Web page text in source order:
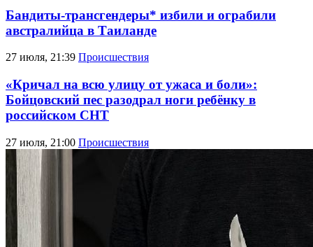
Бандиты-трансгендеры* избили и ограбили
австралийца в Таиланде
27 июля, 21:39 Происшествия
«Кричал на всю улицу от ужаса и боли»:
Бойцовский пес разодрал ноги ребёнку в
российском СНТ
27 июля, 21:00 Происшествия